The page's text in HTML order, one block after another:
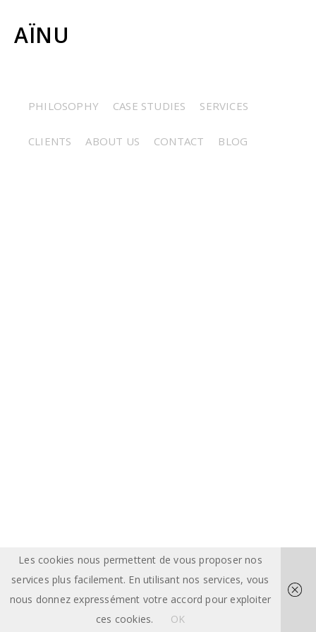
AÏNU
PHILOSOPHY CASE STUDIES SERVICES
CLIENTS ABOUT US CONTACT BLOG
Les cookies nous permettent de vous proposer nos
services plus facilement. En utilisant nos services, vous
nous donnez expressément votre accord pour exploiter
ces cookies.
OK